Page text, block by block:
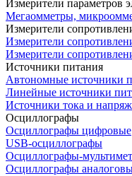
Измерители параметров
Мегаомметры,
Измерители
Измерители
Измерители
Источники питания
Автономные источники
Линейные источники
Источники тока и
Осциллографы
Осциллографы цифровые
USB-осциллографы
Осциллографы-
Осциллографы